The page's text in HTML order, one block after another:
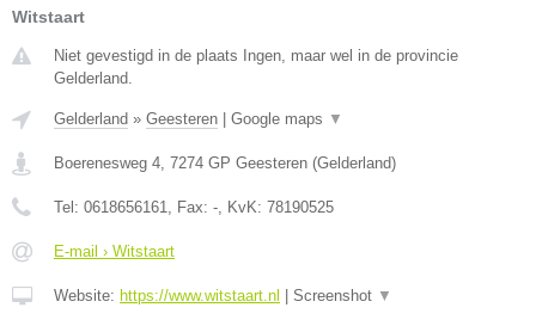
Witstaart
Niet gevestigd in de plaats Ingen, maar wel in de provincie
Gelderland.
Gelderland » Geesteren Google maps ▼
Boerenesweg 4, 7274 GP Geesteren (Gelderland)
Tel: 0618656161, Fax: -, KvK: 78190525
E-mail › Witstaart
Website: https://www.witstaart.nl Screenshot ▼